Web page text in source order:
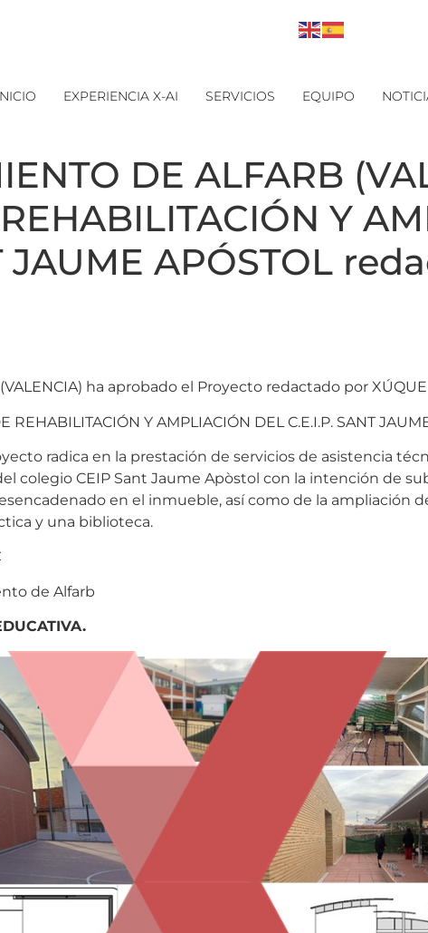
EXPERIENCIA X-AI SERVICIOS EQUIPO
DE ALFARB
Y
JAUME APÓSTOL
(VALENCIA) ha aprobado el Proyecto redactado por
REHABILITACIÓN Y AMPLIACIÓN DEL C.E.I.P. SANT
radica en la prestación de servicios de asistencia
colegio CEIP Sant Jaume Apòstol con la intención de
en el inmueble, así como de la ampliación
y una biblioteca.
de Alfarb